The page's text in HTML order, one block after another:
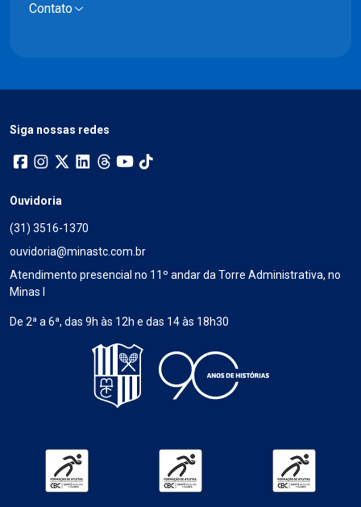
Contato
Siga nossas redes
Ouvidoria
(31) 3516-1370
ouvidoria@minastc.com.br
Atendimento presencial no 11º andar da Torre Administrativa, no
Minas I
De 2ª a 6ª, das 9h às 12h e das 14 às 18h30